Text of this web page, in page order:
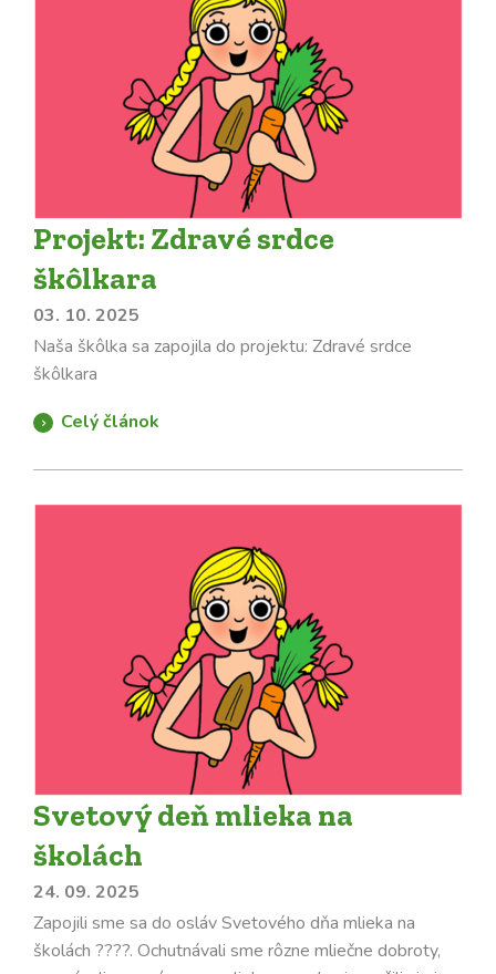
Projekt: Zdravé srdce
škôlkara
03. 10. 2025
Naša škôlka sa zapojila do projektu: Zdravé srdce
škôlkara
Celý článok
Svetový deň mlieka na
školách
24. 09. 2025
Zapojili sme sa do osláv Svetového dňa mlieka na
školách ????. Ochutnávali sme rôzne mliečne dobroty,